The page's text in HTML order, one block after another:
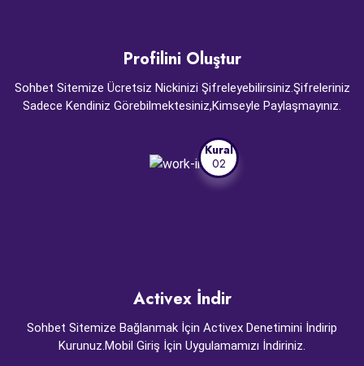
Profilini Oluştur
Sohbet Sitemize Ücretsiz Nickinizi Şifreleyebilirsiniz.Şifreleriniz
Sadece Kendiniz Görebilmektesiniz,Kimseyle Paylaşmayınız.
Kural
02
Activex İndir
Sohbet Sitemize Bağlanmak İçin Activex Denetimini İndirip
Kurunuz.Mobil Giriş İçin Uygulamamızı İndiriniz.